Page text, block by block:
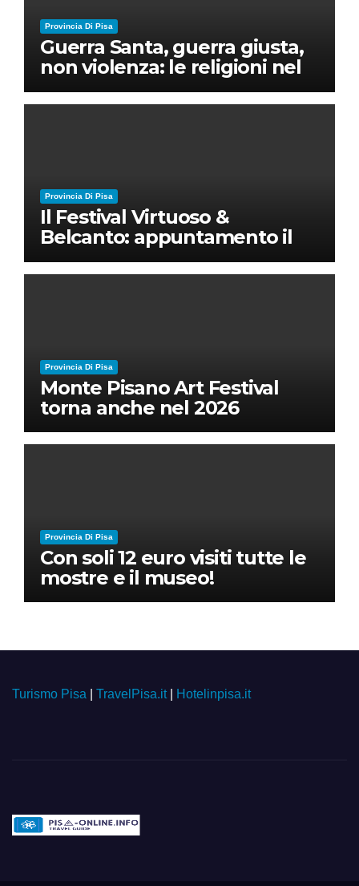
Provincia Di Pisa
Guerra Santa, guerra giusta,
non violenza: le religioni nel
nuovo disordine mondiale
Provincia Di Pisa
Il Festival Virtuoso &
Belcanto: appuntamento il
28 luglio a Palazzo Blu con
Ruben Micieli
Provincia Di Pisa
Monte Pisano Art Festival
torna anche nel 2026
Provincia Di Pisa
Con soli 12 euro visiti tutte le
mostre e il museo!
Turismo Pisa TravelPisa.it| Hotelinpisa.it